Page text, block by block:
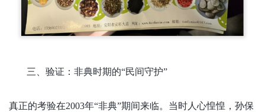
三、验证：非典时期的“民间守护”
真正的考验在2003年“非典”期间来临。当时人心惶惶，孙保